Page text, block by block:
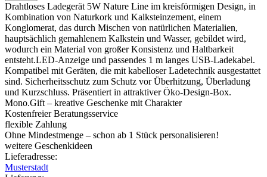
Drahtloses Ladegerät 5W Nature Line im kreisförmigen Design, in
Kombination von Naturkork und Kalksteinzement, einem
Konglomerat, das durch Mischen von natürlichen Materialien,
hauptsächlich gemahlenem Kalkstein und Wasser, gebildet wird,
wodurch ein Material von großer Konsistenz und Haltbarkeit
entsteht.LED-Anzeige und passendes 1 m langes USB-Ladekabel.
Kompatibel mit Geräten, die mit kabelloser Ladetechnik ausgestattet
sind. Sicherheitsschutz zum Schutz vor Überhitzung, Überladung
und Kurzschluss. Präsentiert in attraktiver Öko-Design-Box.
Mono.Gift – kreative Geschenke mit Charakter
Kostenfreier Beratungsservice
flexible Zahlung
Ohne Mindestmenge – schon ab 1 Stück personalisieren!
weitere Geschenkideen
Lieferadresse:
Musterstadt